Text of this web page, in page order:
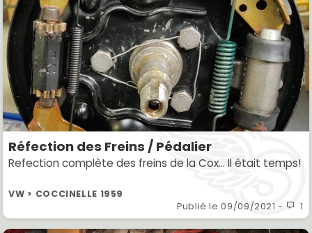
Réfection des Freins / Pédalier
Refection complète des freins de la Cox... Il était temps!
VW > COCCINELLE 1959
Publié le09/09/2021 - 1